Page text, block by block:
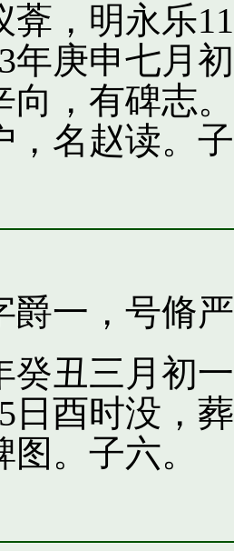
葊，明永乐
年庚申七月
向，有碑志
，名赵读。
爵一，号脩严
癸丑三月初
日酉时没，
。子六。